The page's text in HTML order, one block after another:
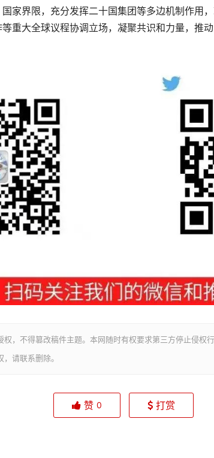
家界限，充分发挥二十国集团等多边机制作用
重大全球议程协调立场，凝聚共识和力量，推
，不得篡改稿件主题。本网随时有权要求第三方停止侵权行
请联系删除。
赞 0 打赏